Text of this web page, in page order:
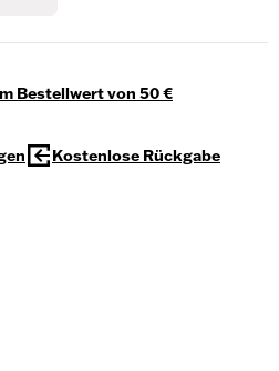
Bestellwert von 50 €
Kostenlose Rückgabe